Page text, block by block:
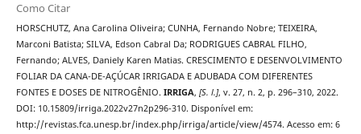
Como Citar
HORSCHUTZ, Ana Carolina Oliveira; CUNHA, Fernando Nobre; TEIXEIRA,
Marconi Batista; SILVA, Edson Cabral Da; RODRIGUES CABRAL FILHO,
Fernando; ALVES, Daniely Karen Matias. CRESCIMENTO E DESENVOLVIMENTO
FOLIAR DA CANA-DE-AÇÚCAR IRRIGADA E ADUBADA COM DIFERENTES
FONTES E DOSES DE NITROGÊNIO. IRRIGA, [S. l.], v. 27, n. 2, p. 296–310, 2022.
DOI: 10.15809/irriga.2022v27n2p296-310. Disponível em:
http://revistas.fca.unesp.br/index.php/irriga/article/view/4574. Acesso em: 6